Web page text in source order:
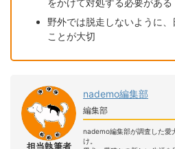
をかけて対処する必要がある
野外では脱走しないように
ことが大切
担当執筆者
nademo編集部
編集部
nademo編集部が調査した愛
け。